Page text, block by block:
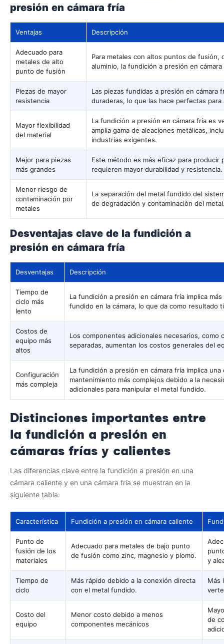
presión en cámara fría
Ventajas Descripción
Adecuado para
metales de alto
punto de fusión
Para metales con altos puntos de fusión,
aluminio, la fundición a presión en
Piezas de mayor
resistencia
Las piezas fundidas a presión en cámara
duraderas, lo que las hace perfectas
Mayor flexibilidad
del material
La fundición a presión en cámara fría es
amplia gama de aleaciones metálicas,
industrias exigentes.
Mejor para piezas
más grandes
Este método es más eficaz para producir
requieren mayor durabilidad y resistencia.
Menor riesgo de
contaminación por
metales
La separación del metal fundido del
de degradación y contaminación del
Desventajas clave de la fundición a
presión en cámara fría
Desventajas Descripción
Tiempo de
ciclo más
lento
La fundición a presión en cámara fría implica
fundido en la cámara, lo que da como resultado
Costos de
equipo más
altos
Los componentes adicionales necesarios, como
separadas, aumentan los costos generales del
Configuración
más compleja
La fundición a presión en cámara fría implica
mantenimiento más complejos debido a la
adicionales para manipular el metal fundido.
Distinciones importantes entre
la fundición a presión en
cámaras frías y calientes
Las diferencias clave entre la fundición a presión en una
cámara caliente y en una cámara fría se muestran en la
siguiente tabla:
Característica Fundición a presión en cámara caliente
Punto de
fusión de los
materiales
Adecuado para metales de bajo punto
de fusión como zinc, magnesio y plomo.
y
Tiempo de
ciclo
Más rápido debido a la conexión directa
con el metal fundido.
Más
Costo del
equipo
Menor costo debido a menos
componentes mecánicos
de